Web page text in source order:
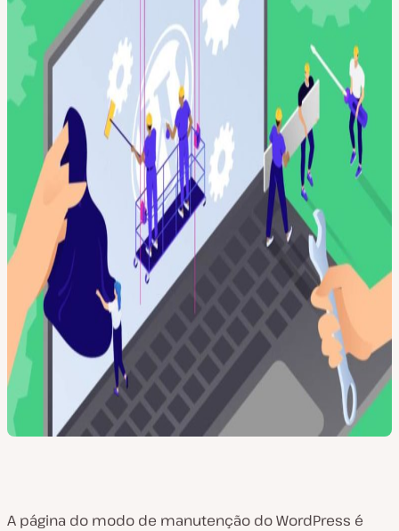
A página do modo de manutenção do WordPress é